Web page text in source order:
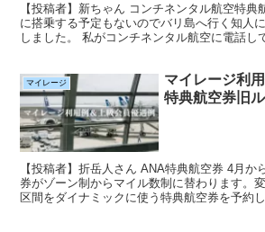
【投稿者】新ちゃん コンチネンタル航空特
に搭乗する予定もないのでバリ島へ行く知人
しました。 私がコンチネンタル航空に電話し
マイレージ
マイレージ利
特典航空券旧
【投稿者】折岳人さん ANA特典航空券 4月か
券がゾーン制からマイル数制に替わります。
区間をダイナミックに使う特典航空券を予約